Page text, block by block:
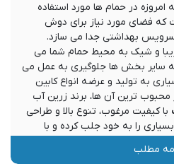
در حمام ها مورد استفاده
که فضای مورد نیاز برای دوش
بهداشتی جدا می سازد.
و شیک به محیط حمام شما می
سایر بخش ها جلوگیری به عمل می
به تولید و عرضه انواع کابین
ترین آن ها، برند زرین آب
با کیفیت مرغوب، تنوع بالا و طراحی
را به خود جلب کرده و با
خرید کابین دوش زرین آب را
مطلب